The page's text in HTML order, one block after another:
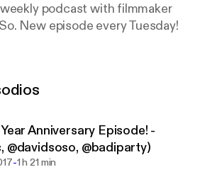
podcast with filmmaker
New episode every Tuesday!
short films and music videos
Eazy, P-Lo, Marc E Bassy, Nef
events in social media,
Anniversary Episode! -
@davidsoso, @badiparty)
-1 h 21 min